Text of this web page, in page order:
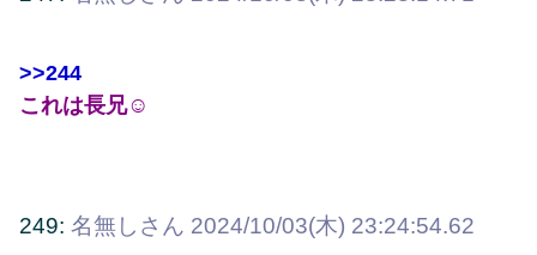
>>244
これは長兄☺
249: 名無しさん 2024/10/03(木) 23:24:54.62